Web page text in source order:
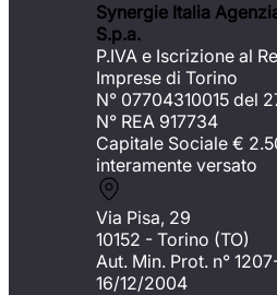
Synergie Italia
S.p.a.
P.IVA e Iscrizione al
Imprese di Torino
N° 07704310015 del
N° REA 917734
Capitale Sociale €
interamente versato
Via Pisa, 29
10152 - Torino (TO)
Aut. Min. Prot. n°
16/12/2004